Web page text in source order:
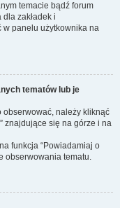
temacie bądź forum
zakładek i
panelu użytkownika na
tematów lub je
obserwować, należy kliknąć
znajdujące się na górze i na
funkcja “Powiadamiaj o
obserwowania tematu.